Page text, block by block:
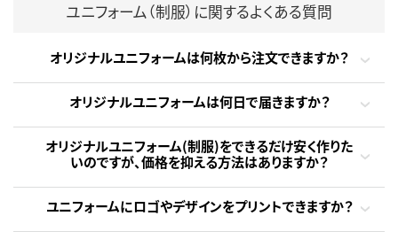
ユニフォーム（制服）に関するよくある質問
オリジナルユニフォームは何枚から注文できますか？
オリジナルユニフォームは何日で届きますか？
オリジナルユニフォーム(制服)をできるだけ安く作りた
いのですが、価格を抑える方法はありますか？
ユニフォームにロゴやデザインをプリントできますか？